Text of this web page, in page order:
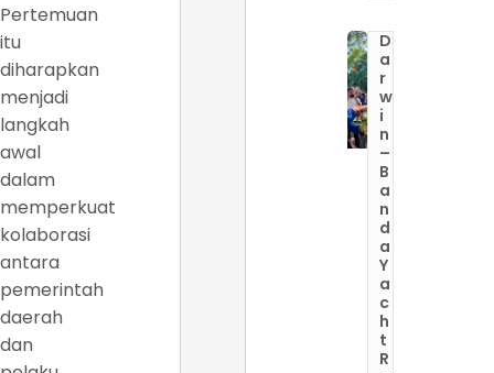
Pertemuan
itu
diharapkan
menjadi
langkah
awal
dalam
memperkuat
kolaborasi
antara
pemerintah
daerah
dan
D
a
r
w
i
n
–
B
a
n
d
a
Y
a
c
h
t
R